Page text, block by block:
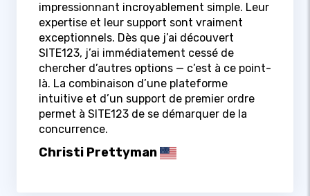
impressionnant incroyablement simple. Leur
expertise et leur support sont vraiment
exceptionnels. Dès que j’ai découvert
SITE123, j’ai immédiatement cessé de
chercher d’autres options — c’est à ce point-
là. La combinaison d’une plateforme
intuitive et d’un support de premier ordre
permet à SITE123 de se démarquer de la
concurrence.
Christi Prettyman